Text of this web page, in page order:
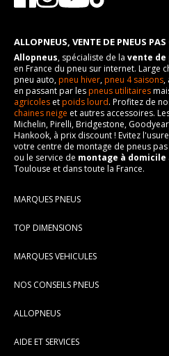
ALLOPNEUS, VENTE DE PNEUS PAS
Allopneus, spécialiste de la vente de
en France du pneu sur internet. Large
pneu auto,pneu hiver,pneu 4 saisons,
en passant par lespneus utilitaires
agricoles etpoids lourd. Profitez de
chaines neige et autres accessoires.
Michelin, Pirelli, Bridgestone,
Hankook, à prix discount ! Evitez
votre centre de montage de pneus pas
ou le service de montage à domicile
Toulouse et dans toute la France.
MARQUES PNEUS
Pneus Continental
Pneus Hankook
Pneus Dunlop
TOP DIMENSIONS
195/65R15
205/60R16
MARQUES VEHICULES
Peugeot
NOS CONSEILS PNEUS
Pression pneu
ALLOPNEUS
AIDE ET SERVICES